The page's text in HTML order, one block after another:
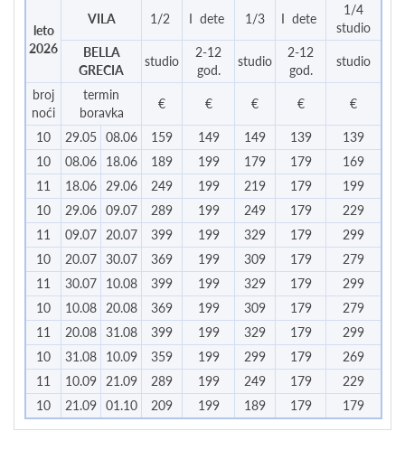
leto
2026
VILA 1/2 I dete 1/3 I dete
1/4
studio
BELLA
GRECIA
studio
2-12
god.
studio
2-12
god.
studio
broj
noći
termin
boravka
€ € € € €
10 29.05 08.06 159 149 149 139
139
10
08.06 18.06 189 199 179 179
169
11
18.06 29.06 249 199 219 179
199
10
29.06 09.07 289 199 249 179
229
11
09.07 20.07 399 199 329 179
299
10
20.07 30.07 369 199 309 179
279
11
30.07 10.08 399 199 329 179
299
10
10.08 20.08 369 199 309 179
279
11
20.08 31.08 399 199 329 179
299
10
31.08 10.09 359 199 299 179
269
11
10.09 21.09 289 199 249 179
229
10
21.09 01.10 209 199 189 179 179